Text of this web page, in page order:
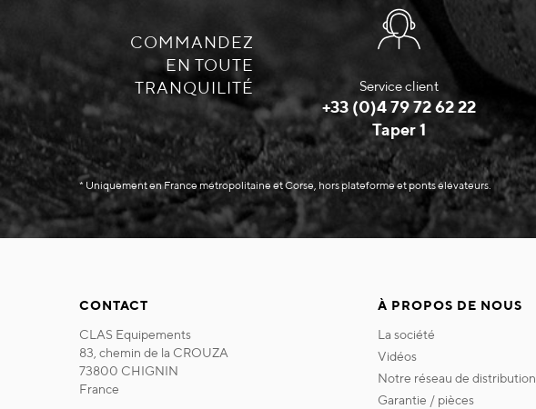
COMMANDEZ
EN TOUTE
TRANQUILITÉ
Service client
+33 (0)4 79 72 62 22
Taper 1
* Uniquement en France métropolitaine et Corse, hors plateforme et ponts élévateurs.
CONTACT
CLAS Equipements
83, chemin de la CROUZA
73800 CHIGNIN
France
À PROPOS DE NOUS
la société
vidéos
notre réseau de distribution
garantie / pièces